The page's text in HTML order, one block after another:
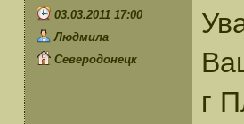
03.03.2011 17:00
Людмила
Северодонецк
г